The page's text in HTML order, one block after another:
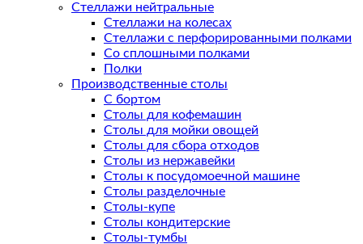
Стеллажи нейтральные
Стеллажи на колесах
Стеллажи с перфорированными полками
Со сплошными полками
Полки
Производственные столы
С бортом
Столы для кофемашин
Столы для мойки овощей
Столы для сбора отходов
Столы из нержавейки
Столы к посудомоечной машине
Столы разделочные
Столы-купе
Столы кондитерские
Столы-тумбы